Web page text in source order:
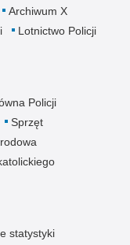
Archiwum X
Lotnictwo Policji
Policji
Sprzęt
statystyki